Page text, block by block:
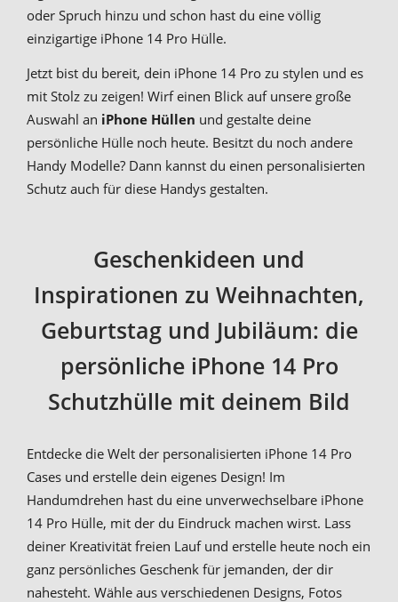
oder Spruch hinzu und schon hast du eine völlig
einzigartige iPhone 14 Pro Hülle.
Jetzt bist du bereit, dein iPhone 14 Pro zu stylen und es
mit Stolz zu zeigen! Wirf einen Blick auf unsere große
Auswahl an iPhone Hüllen und gestalte deine
persönliche Hülle noch heute. Besitzt du noch andere
Handy Modelle? Dann kannst du einen personalisierten
Schutz auch für diese Handys gestalten.
Geschenkideen und
Inspirationen zu Weihnachten,
Geburtstag und Jubiläum: die
persönliche iPhone 14 Pro
Schutzhülle mit deinem Bild
Entdecke die Welt der personalisierten iPhone 14 Pro
Cases und erstelle dein eigenes Design! Im
Handumdrehen hast du eine unverwechselbare iPhone
14 Pro Hülle, mit der du Eindruck machen wirst. Lass
deiner Kreativität freien Lauf und erstelle heute noch ein
ganz persönliches Geschenk für jemanden, der dir
nahesteht. Wähle aus verschiedenen Designs, Fotos